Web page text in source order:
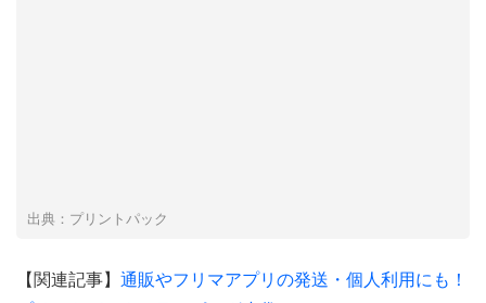
出典：プリントパック
【関連記事】 通販やフリマアプリの発送・個人利用にも！